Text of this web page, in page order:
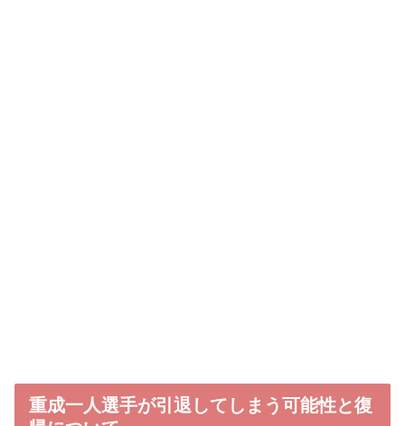
重成一人選手が引退してしまう可能性と復